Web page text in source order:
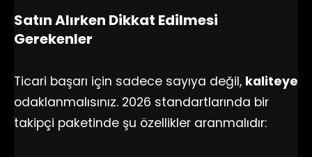
Satın Alırken Dikkat Edilmesi
Gerekenler
Ticari başarı için sadece sayıya değil, kaliteye
odaklanmalısınız. 2026 standartlarında bir
takipçi paketinde şu özellikler aranmalıdır: